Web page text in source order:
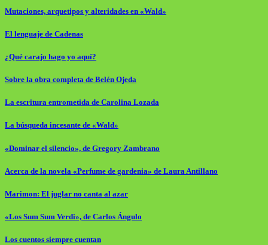
Mutaciones, arquetipos y alteridades en «Wald»
El lenguaje de Cadenas
¿Qué carajo hago yo aquí?
Sobre la obra completa de Belén Ojeda
La escritura entrometida de Carolina Lozada
La búsqueda incesante de «Wald»
«Dominar el silencio», de Gregory Zambrano
Acerca de la novela «Perfume de gardenia» de Laura Antillano
Marimon: El juglar no canta al azar
«Los Sum Sum Verdi», de Carlos Ángulo
Los cuentos siempre cuentan